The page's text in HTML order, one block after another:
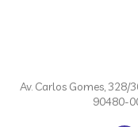
Av. Carlos Gomes, 328/
90480-